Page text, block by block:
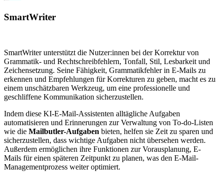
SmartWriter
SmartWriter unterstützt die Nutzer:innen bei der Korrektur von
Grammatik- und Rechtschreibfehlern, Tonfall, Stil, Lesbarkeit und
Zeichensetzung. Seine Fähigkeit, Grammatikfehler in E-Mails zu
erkennen und Empfehlungen für Korrekturen zu geben, macht es zu
einem unschätzbaren Werkzeug, um eine professionelle und
geschliffene Kommunikation sicherzustellen.
Indem diese KI-E-Mail-Assistenten alltägliche Aufgaben
automatisieren und Erinnerungen zur Verwaltung von To-do-Listen
wie die Mailbutler-Aufgaben bieten, helfen sie Zeit zu sparen und
sicherzustellen, dass wichtige Aufgaben nicht übersehen werden.
Außerdem ermöglichen ihre Funktionen zur Vorausplanung, E-
Mails für einen späteren Zeitpunkt zu planen, was den E-Mail-
Managementprozess weiter optimiert.